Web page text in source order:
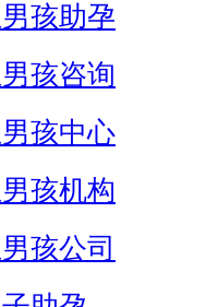
孩助孕
孩咨询
孩中心
孩机构
孩公司